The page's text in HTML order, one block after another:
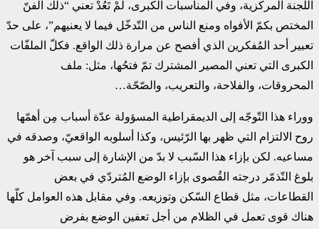
اللجنة المركزية، وفي المناسبات الكبرى، لمْ تَعُدْ تعني “ذلك الفنّ
المختص بكمّ الأفواه ومنع الناس من التّدخّل فيما لا يعنيهم”، على حدّ
تعبير أحد المُفكرين الذي أفصح عن مرارة ذلك الواقع. فكلّ الملفّات
الكبرى التي تعني المصير المشترك تمّ فتحُها، مثل: ملف
المحروقات، والفلاحة، والتعريب، والصّحّة…
ووراء هذا التّوجّه إلى الديمقراطية المسؤولة عدّة أسباب مِن أهمّها
روح الالتزام التي ظهر بها الرّئيس، وكذا أسلوبه الواقعيّ، وصدقه في
مساعيه. لكن بإزاء هذا السّبب لا بدّ من الإشارة إلى سبب آخر هو
بلوغ التّذمّر درجته القُصوى بإزاء الوضع المُتردّي في بعض
القطاعات، مثل قطاع السّكن وتوزيعه. وفي مقابل هذه العوامل كلّها
هناك قوى تعمل في الظلام من أجل تعفين الوضع بفرض